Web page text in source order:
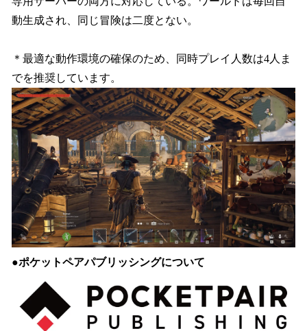
動生成され、同じ冒険は二度とない。
＊最適な動作環境の確保のため、同時プレイ人数は4人ま
でを推奨しています。
●ポケットペアパブリッシングについて